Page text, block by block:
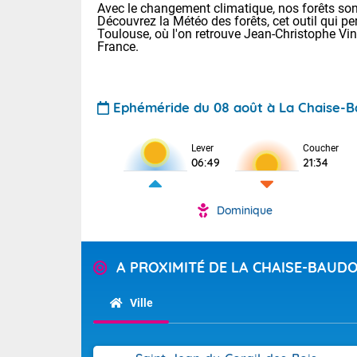
Pour la
Tendance
Avec le changement climatique, nos forêts
Découvrez la Météo des forêts, cet outil qui
Toulouse, où l'on retrouve Jean-Christophe
France.
Ephéméride du 08 août à La Chaise-
Lever
06:49
Coucher
21:34
Dominique
A PROXIMITÉ DE LA CHAISE-
Ville
Voici les
: 22/28 Paris
Clermont-
Lille : 22/29
Cet après-
Très